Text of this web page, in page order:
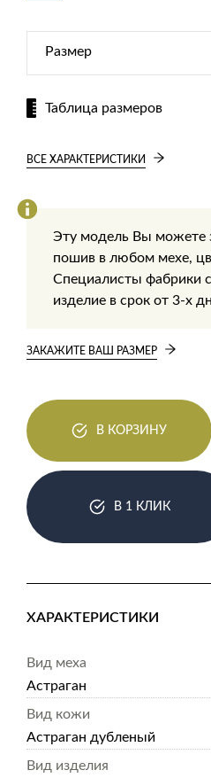
Размер
Таблица размеров
ВСЕ ХАРАКТЕРИСТИКИ
Эту модель Вы можете
пошив в любом мехе,
Специалисты фабрики
изделие в срок от 3-х
ЗАКАЖИТЕ ВАШ РАЗМЕР
В КОРЗИНУ
В 1 КЛИК
ХАРАКТЕРИСТИКИ
Вид меха
Астраган
Вид кожи
Астраган дубленый
Вид изделия